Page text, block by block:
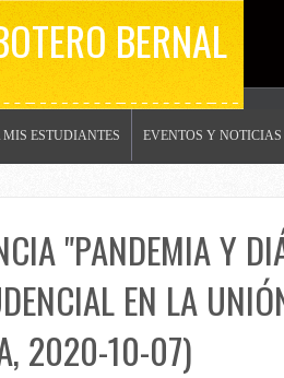
BERNAL
MIS ESTUDIANTES EVENTOS Y NOTICIAS
"PANDEMIA Y
EN LA
2020-10-07)